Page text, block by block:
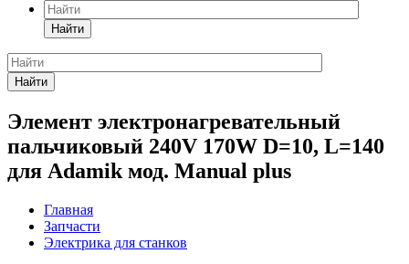
Найти
Найти
Элемент электронагревательный
пальчиковый 240V 170W D=10, L=140
для Adamik мод. Manual plus
Главная
Запчасти
Электрика для станков